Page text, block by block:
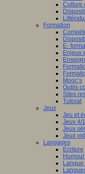
Culture
Formation
E-
Enjeux
Mooc’s
Outils
Sites
Tutorat
Jeux
Jeu et
Jeux 4/
Jeux
Jeux
Langages
Ecriture
Humour
Langue